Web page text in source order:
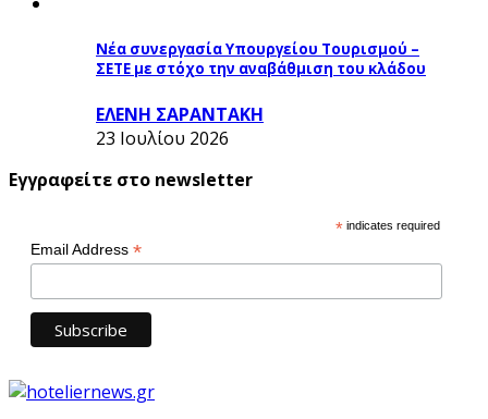
Νέα συνεργασία Υπουργείου Τουρισμού –
ΣΕΤΕ με στόχο την αναβάθμιση του κλάδου
ΕΛΕΝΗ ΣΑΡΑΝΤΑΚΗ
23 Ιουλίου 2026
Εγγραφείτε στο newsletter
* indicates required
Email Address *